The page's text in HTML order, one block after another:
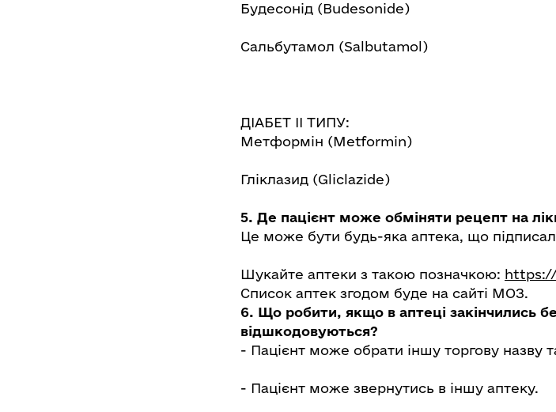
Будесонід (Budesonide)
Сальбутамол (Salbutamol)
ДІАБЕТ ІІ ТИПУ:
Метформін (Metformin)
Гліклазид (Gliclazide)
5. Де пацієнт може обміняти рецепт на
Це може бути будь-яка аптека, що
Шукайте аптеки з такою позначкою: https://
Список аптек згодом буде на сайті МОЗ.
6. Що робити, якщо в аптеці закінчились
відшкодовуються?
- Пацієнт може обрати іншу торгову назву
- Пацієнт може звернутись в іншу аптеку.